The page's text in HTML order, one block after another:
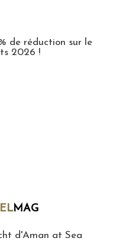
de réduction sur le
2026 !
MAG
d'Aman at Sea